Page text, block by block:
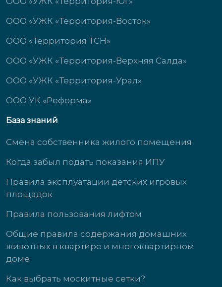
ООО «УЖК «Территория-Восток»
ООО «Территория ТСН»
ООО «УЖК «Территория-Верхняя Салда»
ООО «УЖК «Территория-Урал»
ООО УК «Реформа»
База знаний
Смена собственника жилого помещения
Когда забыл подать показания ИПУ
Правила эксплуатации детских игровых
площадок
Правила пользования лифтом
Общие правила содержания домашних
животных в квартире и многоквартирном
доме
Как выбрать москитные сетки?